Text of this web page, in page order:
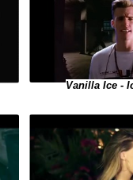
Vanilla Ice -